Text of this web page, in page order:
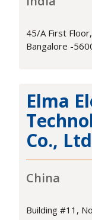
45/A First
Bangalore -
Elma
Co.,
China
Building #11,